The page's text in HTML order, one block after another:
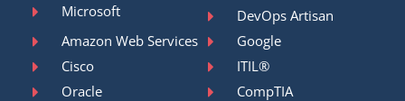
Microsoft
DevOps Artisan
Amazon Web Services
Google
Cisco
ITIL®
Oracle
CompTIA